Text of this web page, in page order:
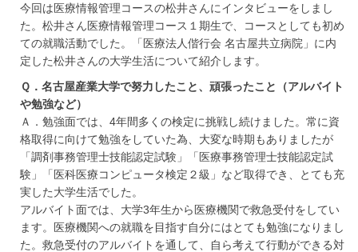
今回は医療情報管理コースの松井さんにインタビューをしまし
た。松井さん医療情報管理コース１期生で、コースとしても初め
ての就職活動でした。「医療法人偕行会 名古屋共立病院」に内
定した松井さんの大学生活について紹介します。
Ｑ．名古屋産業大学で努力したこと、頑張ったこと（アルバイト
や勉強など）
Ａ．勉強面では、4年間多くの検定に挑戦し続けました。常に資
格取得に向けて勉強をしていた為、大変な時期もありましたが
「調剤事務管理士技能認定試験」「医療事務管理士技能認定試
験」「医科医療コンピュータ検定２級」など取得でき、とても充
実した大学生活でした。
アルバイト面では、大学3年生から医療機関で救急受付をしてい
ます。医療機関への就職を目指す自分にはとても勉強になりまし
た。救急受付のアルバイトを通して、自ら考えて行動ができる対